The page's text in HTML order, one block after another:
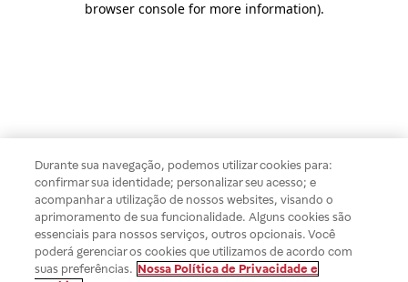
browser console for more information).
Durante sua navegação, podemos utilizar cookies para:
confirmar sua identidade; personalizar seu acesso; e
acompanhar a utilização de nossos websites, visando o
aprimoramento de sua funcionalidade. Alguns cookies são
essenciais para nossos serviços, outros opcionais. Você
poderá gerenciar os cookies que utilizamos de acordo com
suas preferências. Nossa Política de Privacidade e